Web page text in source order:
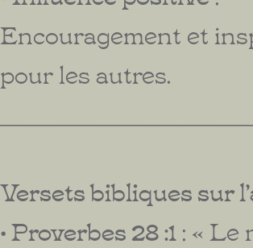
Encouragement et
pour les autres.
Versets bibliques sur
• Proverbes 28 :1: « Le